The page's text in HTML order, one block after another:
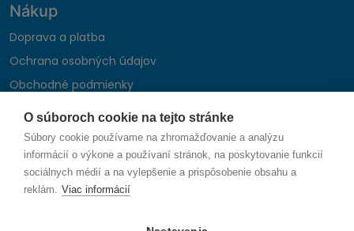
O súboroch cookie na tejto stránke
Súbory cookie používame na zhromažďovanie a analýzu
informácií o výkone a používaní stránok, na poskytovanie funkcií
sociálnych médií a na vylepšenie a prispôsobenie obsahu a
reklám. Viac informácií
Nákup
Doprava a platba
Ochrana osobných údajov
Obchodné podmienky
Reklamačný poriadok
Montáž autohifi
Formulár na odstúpenie od zmluvy
Sledujte nás